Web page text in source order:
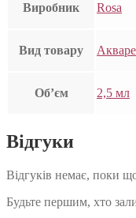
Виробник Rosa
Вид товару
Об’єм 2,5 мл
Відгуки
Відгуків немає, поки
Будьте першим, хто